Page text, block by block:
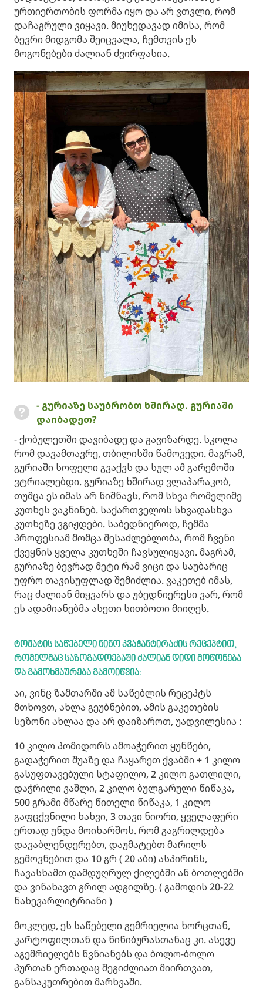
ურთიერთობის ფორმა იყო და არ ვთვლი, რომ
დაჩაგრული ვიყავი. მიუხედავად იმისა, რომ
ბევრი მიდგომა შეიცვალა, ჩემთვის ეს
მოგონებები ძალიან ძვირფასია.
- გურიაზე საუბრობთ ხშირად. გურიაში
დაიბადეთ?
- ქობულეთში დავიბადე და გავიზარდე. სკოლა
რომ დავამთავრე, თბილისში წამოვედი. მაგრამ,
გურიაში სოფელი გვაქვს და სულ ამ გარემოში
ვტრიალებდი. გურიაზე ხშირად ვლაპარაკობ,
თუმცა ეს იმას არ ნიშნავს, რომ სხვა რომელიმე
კუთხეს ვაკნინებ. საქართველოს სხვადასხვა
კუთხეზე ვგიჟდები. საბედნიეროდ, ჩემმა
პროფესიამ მომცა შესაძლებლობა, რომ ჩვენი
ქვეყნის ყველა კუთხეში ჩავსულიყავი. მაგრამ,
გურიაზე ბევრად მეტი რამ ვიცი და საუბარიც
უფრო თავისუფლად შემიძლია. ვაკეთებ იმას,
რაც ძალიან მიყვარს და უბედნიერესი ვარ, რომ
ეს ადამიანებმა ასეთი სითბოთი მიიღეს.
ტომატის საწებელი ნინო კვაჭანტირაძის რეცეპტით,
რომელმაც საზოგადოებაში ძალიან დიდი მოწონება
და გამოხმაურება გამოიწვია:
აი, ვინც ზამთარში ამ საწებლის რეცეპტს
მთხოვთ, ახლა გეუბნებით, ამის გაკეთების
სეზონი ახლაა და არ დაიზაროთ, უადვილესია :
10 კილო პომიდორს ამოაჭერით ყუნწები,
გადაჭერით შუაზე და ჩაყარეთ ქვაბში + 1 კილო
გასუფთავებული სტაფილო, 2 კილო გათლილი,
დაჭრილი ვაშლი, 2 კილო ბულგარული წიწაკა,
500 გრამი მწარე წითელი წიწაკა, 1 კილო
გაფცქვნილი ხახვი, 3 თავი ნიორი, ყველაფერი
ერთად უნდა მოიხარშოს. რომ გაგრილდება
დავაბლენდერებთ, დაუმატებთ მარილს
გემოვნებით და 10 გრ ( 20 აბი) ასპირინს,
ჩავასხამთ დამდუღრულ ქილებში ან ბოთლებში
და ვინახავთ გრილ ადგილზე. ( გამოდის 20-22
ნახევარლიტრიანი )
მოკლედ, ეს საწებელი გემრიელია ხორცთან,
კარტოფილთან და წიწიბურასთანაც კი. ასევე
აგემრიელებს წვნიანებს და ბოლო-ბოლო
პურთან ერთადაც შეგიძლიათ მიირთვათ,
განსაკუთრებით მარხვაში.